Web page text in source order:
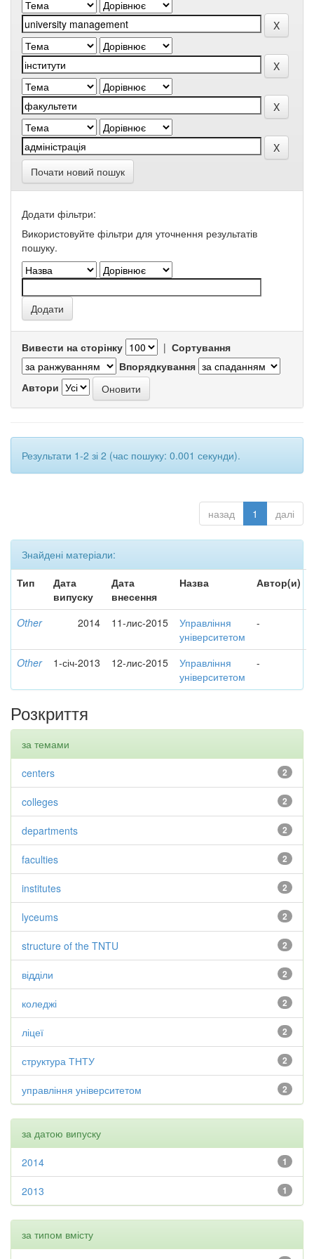
Почати новий пошук
Додати фільтри:
Використовуйте фільтри для уточнення результатів
пошуку.
Вивести на сторінку | Сортування
Впорядкування
Автори
Результати 1-2 зі 2 (час пошуку: 0.001 секунди).
назад 1 далі
Знайдені матеріали:
Тип
Дата
випуску
Дата
внесення
Назва Автор(и)
Other 2014 11-лис-2015
Управління
університетом
-
Other 1-січ-2013 12-лис-2015
Управління
університетом
-
Розкриття
за темами
2
centers
2
colleges
2
departments
2
faculties
2
institutes
2
lyceums
2
structure of the TNTU
2
відділи
2
коледжі
2
ліцеї
2
структура ТНТУ
2
управління університетом
за датою випуску
1
2014
1
2013
за типом вмісту